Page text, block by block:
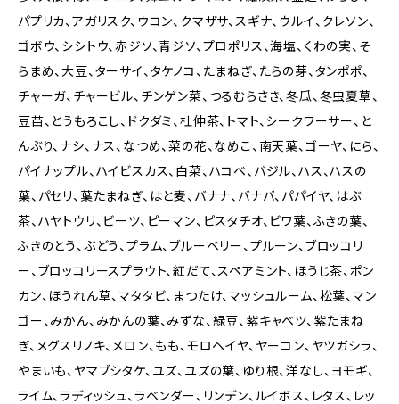
パプリカ、アガリスク、ウコン、クマザサ、スギナ、ウルイ、クレソン、
ゴボウ、シシトウ、赤ジソ、青ジソ、プロポリス、海塩、くわの実、そ
らまめ、大豆、ターサイ、タケノコ、たまねぎ、たらの芽、タンポポ、
チャーガ、チャービル、チンゲン菜、つるむらさき、冬瓜、冬虫夏草、
豆苗、とうもろこし、ドクダミ、杜仲茶、トマト、シークワーサー、と
んぶり、ナシ、ナス、なつめ、菜の花、なめこ、南天葉、ゴーヤ、にら、
パイナップル、ハイビスカス、白菜、ハコベ、バジル、ハス、ハスの
葉、パセリ、葉たまねぎ、はと麦、バナナ、バナバ、パパイヤ、はぶ
茶、ハヤトウリ、ビーツ、ピーマン、ピスタチオ、ビワ葉、ふきの葉、
ふきのとう、ぶどう、プラム、ブルーベリー、プルーン、ブロッコリ
ー、ブロッコリースプラウト、紅だて、スペアミント、ほうじ茶、ポン
カン、ほうれん草、マタタビ、まつたけ、マッシュルーム、松葉、マン
ゴー、みかん、みかんの葉、みずな、緑豆、紫キャベツ、紫たまね
ぎ、メグスリノキ、メロン、もも、モロヘイヤ、ヤーコン、ヤツガシラ、
やまいも、ヤマブシタケ、ユズ、ユズの葉、ゆり根、洋なし、ヨモギ、
ライム、ラディッシュ、ラベンダー、リンデン、ルイボス、レタス、レッ